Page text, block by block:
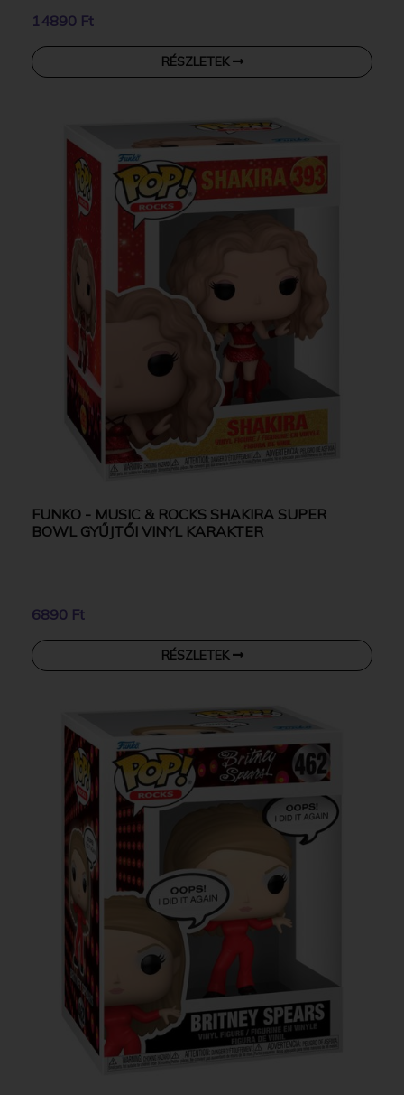
14890 Ft
RÉSZLETEK
FUNKO - MUSIC & ROCKS SHAKIRA SUPER
BOWL GYŰJTŐI VINYL KARAKTER
6890 Ft
RÉSZLETEK